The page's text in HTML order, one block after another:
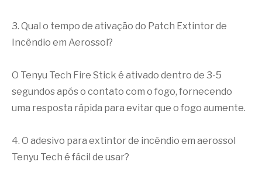
3. Qual o tempo de ativação do Patch Extintor de
Incêndio em Aerossol?
O Tenyu Tech Fire Stick é ativado dentro de 3-5
segundos após o contato com o fogo, fornecendo
uma resposta rápida para evitar que o fogo aumente.
4. O adesivo para extintor de incêndio em aerossol
Tenyu Tech é fácil de usar?